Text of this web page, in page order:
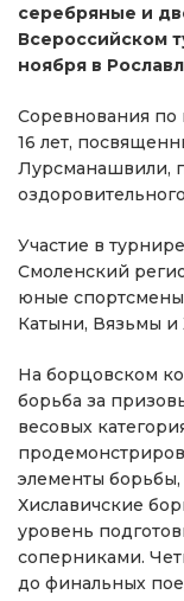
серебряные и
Всероссийском
ноября в
Соревнования
16 лет,
Лурсманашвили,
Участие в
Смоленский
юные спортсмены
Катыни, Вязьмы и
На борцовском
борьба за
весовых
элементы борьбы,
Хиславичские
уровень
соперниками.
до финальных